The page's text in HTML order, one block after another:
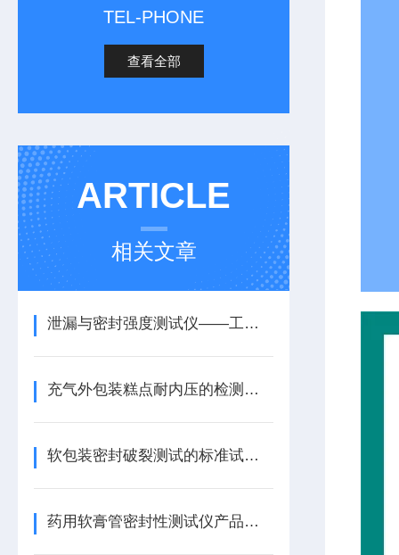
TEL-PHONE
查看全部
ARTICLE
相关文章
泄漏与密封强度测试仪——工作原理与执行标准
充气外包装糕点耐内压的检测方法
软包装密封破裂测试的标准试验方法
药用软膏管密封性测试仪产品特点